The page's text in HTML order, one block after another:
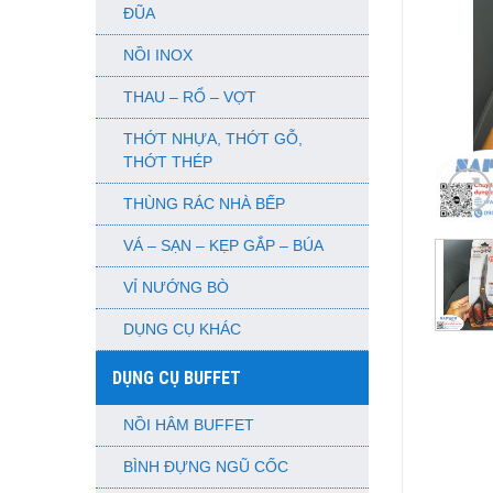
ĐŨA
NỒI INOX
THAU – RỔ – VỢT
THỚT NHỰA, THỚT GỖ,
THỚT THÉP
THÙNG RÁC NHÀ BẾP
VÁ – SẠN – KẸP GẮP – BÚA
VỈ NƯỚNG BÒ
DỤNG CỤ KHÁC
DỤNG CỤ BUFFET
NỒI HÂM BUFFET
BÌNH ĐỰNG NGŨ CỐC